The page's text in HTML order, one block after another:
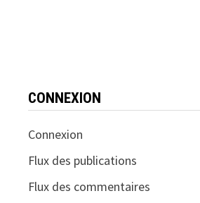
CONNEXION
Connexion
Flux des publications
Flux des commentaires